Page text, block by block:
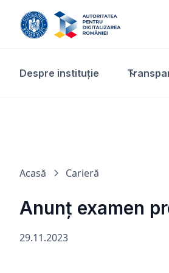
Despre instituție
Acasă Carieră
Anunț examen
29.11.2023